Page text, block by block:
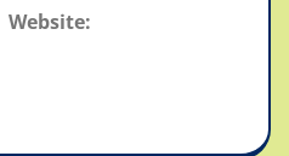
Website: